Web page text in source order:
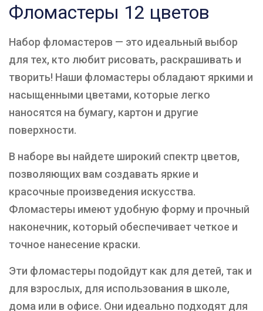
Фломастеры 12 цветов
Набор фломастеров — это идеальный выбор
для тех, кто любит рисовать, раскрашивать и
творить! Наши фломастеры обладают яркими и
насыщенными цветами, которые легко
наносятся на бумагу, картон и другие
поверхности.
В наборе вы найдете широкий спектр цветов,
позволяющих вам создавать яркие и
красочные произведения искусства.
Фломастеры имеют удобную форму и прочный
наконечник, который обеспечивает четкое и
точное нанесение краски.
Эти фломастеры подойдут как для детей, так и
для взрослых, для использования в школе,
дома или в офисе. Они идеально подходят для